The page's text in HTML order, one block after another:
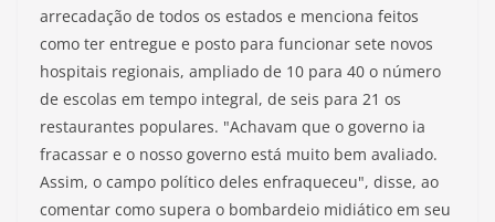
arrecadação de todos os estados e menciona feitos
como ter entregue e posto para funcionar sete novos
hospitais regionais, ampliado de 10 para 40 o número
de escolas em tempo integral, de seis para 21 os
restaurantes populares. "Achavam que o governo ia
fracassar e o nosso governo está muito bem avaliado.
Assim, o campo político deles enfraqueceu", disse, ao
comentar como supera o bombardeio midiático em seu